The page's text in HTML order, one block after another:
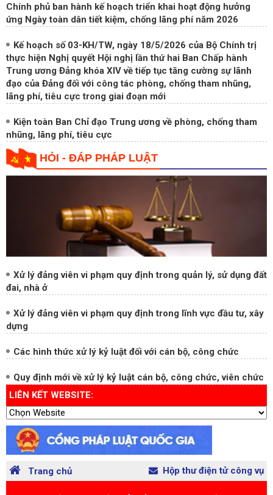
Chính phủ ban hành kế hoạch triển khai hoạt động hưởng
ứng Ngày toàn dân tiết kiệm, chống lãng phí năm 2026
Kế hoạch số 03-KH/TW, ngày 18/5/2026 của Bộ Chính trị
thực hiện Nghị quyết Hội nghị lần thứ hai Ban Chấp hành
Trung ương Đảng khóa XIV về tiếp tục tăng cường sự lãnh
đạo của Đảng đối với công tác phòng, chống tham nhũng,
lãng phí, tiêu cực trong giai đoạn mới
Kiện toàn Ban Chỉ đạo Trung ương về phòng, chống tham
nhũng, lãng phí, tiêu cực
HỎI - ĐÁP PHÁP LUẬT
Xử lý đảng viên vi phạm quy định trong quản lý, sử dụng đất
đai, nhà ở
Xử lý đảng viên vi phạm quy định trong lĩnh vực đầu tư, xây
dựng
Các hình thức xử lý kỷ luật đối với cán bộ, công chức
Quy định mới về xử lý kỷ luật cán bộ, công chức, viên chức
LIÊN KẾT WEBSITE:
Trang chủ Hộp thư điện tử công vụ